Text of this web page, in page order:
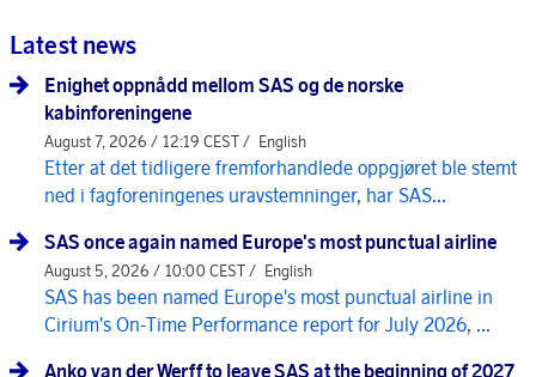
Latest news
Enighet oppnådd mellom SAS og de norske
kabinforeningene
August 7, 2026 / 12:19 CEST / English
Etter at det tidligere fremforhandlede oppgjøret ble stemt
ned i fagforeningenes uravstemninger, har SAS...
SAS once again named Europe's most punctual airline
August 5, 2026 / 10:00 CEST / English
SAS has been named Europe's most punctual airline in
Cirium's On-Time Performance report for July 2026, ...
Anko van der Werff to leave SAS at the beginning of 2027